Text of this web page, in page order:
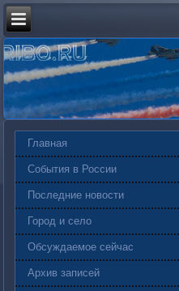
Главная
События в России
Последние новости
Город и село
Обсуждаемое сейчас
Архив записей